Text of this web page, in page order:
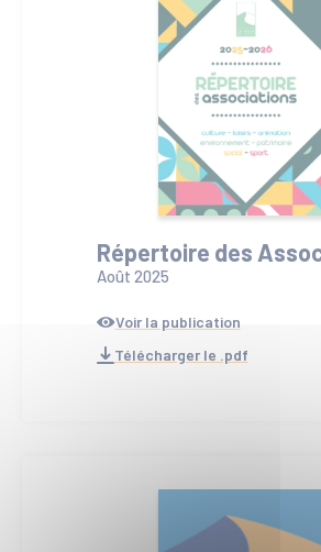
Répertoire des
Août 2025
Voir la publication
Télécharger le .pdf